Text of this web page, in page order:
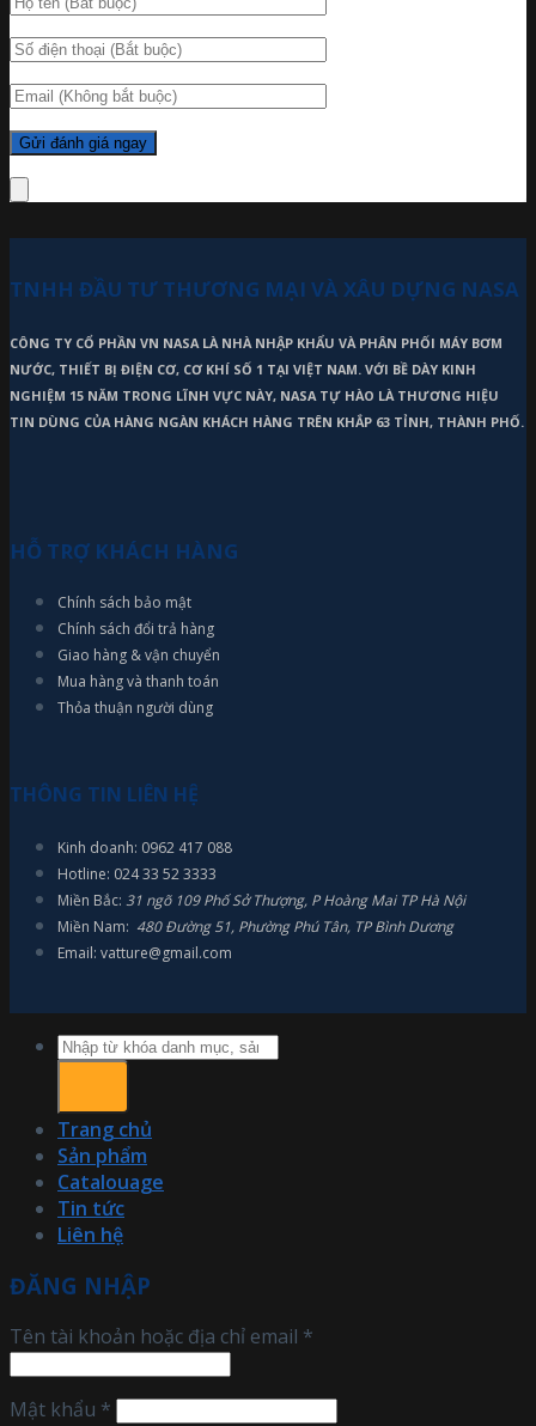
TNHH ĐẦU TƯ THƯƠNG MẠI VÀ XÂU DỰNG NASA
CÔNG TY CỔ PHẦN VN NASA LÀ NHÀ NHẬP KHẨU VÀ PHÂN PHỐI MÁY BƠM
NƯỚC, THIẾT BỊ ĐIỆN CƠ, CƠ KHÍ SỐ 1 TẠI VIỆT NAM. VỚI BỀ DÀY KINH
NGHIỆM 15 NĂM TRONG LĨNH VỰC NÀY, NASA TỰ HÀO LÀ THƯƠNG HIỆU
TIN DÙNG CỦA HÀNG NGÀN KHÁCH HÀNG TRÊN KHẮP 63 TỈNH, THÀNH PHỐ.
HỖ TRỢ KHÁCH HÀNG
Chính sách bảo mật
Chính sách đổi trả hàng
Giao hàng & vận chuyển
Mua hàng và thanh toán
Thỏa thuận người dùng
THÔNG TIN LIÊN HỆ
Kinh doanh: 0962 417 088
Hotline: 024 33 52 3333
Miền Bắc: 31 ngõ 109 Phố Sở Thượng, P Hoàng Mai TP Hà Nội
Miền Nam: 480 Đường 51, Phường Phú Tân, TP Bình Dương
Email: vatture@gmail.com
Tìm
kiếm:
Trang chủ
Sản phẩm
Catalouage
Tin tức
Liên hệ
ĐĂNG NHẬP
Tên tài khoản hoặc địa chỉ email *
Mật khẩu *